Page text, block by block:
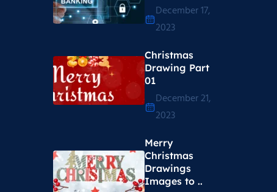
December 17,
2023
Christmas
Drawing Part
01
December 21,
2023
Merry
Christmas
Drawings
Images to ..